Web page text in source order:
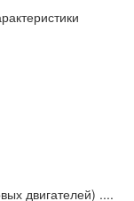
двигателей) ....